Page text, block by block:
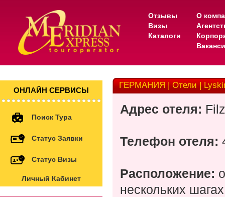
Отзывы
Визы
Каталоги
О
ОНЛАЙН СЕРВИСЫ
Поиск Тура
Статус Заявки
Статус Визы
Личный Кабинет
ГЕРМАНИЯ | Отели |
Адрес отеля:
Телефон отеля:
Расположение:
нескольких